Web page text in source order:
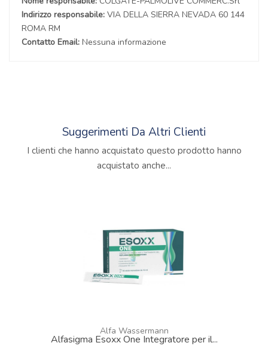
Indirizzo responsabile: VIA DELLA SIERRA NEVADA 60 144
ROMA RM
Contatto Email: Nessuna informazione
Suggerimenti Da Altri Clienti
I clienti che hanno acquistato questo prodotto hanno
acquistato anche...
Alfa Wassermann
Alfasigma Esoxx One Integratore per il...